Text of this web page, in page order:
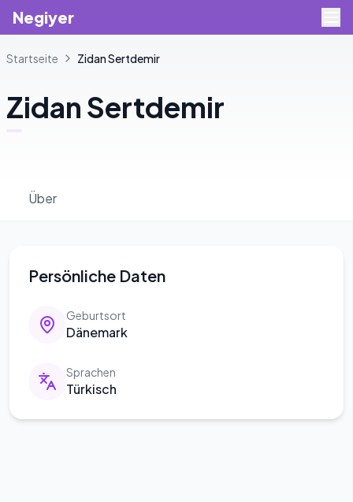
Negiyer
Startseite ZidanSertdemir
Zidan Sertdemir
Über
Persönliche Daten
Geburtsort
Dänemark
Sprachen
Türkisch